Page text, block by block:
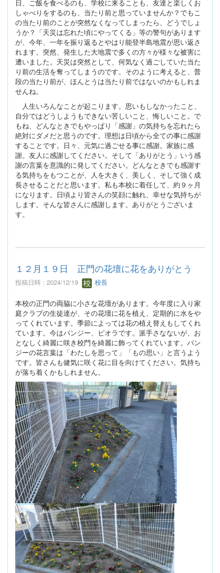
日、ご飯を食べるのも、学校に来ることも、友達と楽しくお
しゃべりをするのも、当たり前と思っていませんか？でもこ
の当たり前のことが突然なくなってしまったら、どうでしょ
うか？「天災は忘れた頃にやってくる」等の警句があります
が、今年、一年を振り返るとやはり能登半島地震が思い返さ
れます。突然、発生した大地震で多くの方々が様々な被害に
遭いました。天災は突然として、何気なく過ごしていた当た
り前の生活を奪ってしまうのです。そのように考えると、普
段の当たり前が、ほんとうは当たり前ではないのかもしれま
せんね。
人生いろんなことが起こります。思いもしなかったこと、
自分ではどうしようもできない苦しいこと、悔しいこと。で
もね、どんなときでもやっぱり「感謝」の気持ちを忘れたら
絶対にダメだと思うのです。理想は日頃から全ての事に感謝
することです。日々、元気に過ごせる事に感謝。家族に感
謝。友人に感謝してください。そして「ありがとう」いう感
謝の言葉を意識的に発してください。どんなときでも感謝す
る気持ちをもつことが、人を大きく、美しく、そして強く成
長させることだと思います。私も本校に着任して、約９ヶ月
になります。日頃より皆さんの笑顔に触れ、幸せな気持ちが
します。そんな皆さんに感謝します。ありがとうございま
す。
１２月１９日 正門の花壇に花をありがとう
投稿日時 : 2024/12/19 校長
本校の正門の両脇に小さな花壇があります。今年度に入り家
庭クラブの生徒達が、その花壇に花を植え、定期的に水をや
ってくれています。季節によっては花の植え替えもしてくれ
ています。今はパンジー、ビオラです。派手さなないが、お
となしく綺麗に咲き校門を綺麗に飾ってくれています。パン
ジーの花言葉は「わたしを思って」「もの思い」と言うよう
です。皆さんも健気に咲く花に目を向けてください。気持ち
が落ち着くかもしれません。